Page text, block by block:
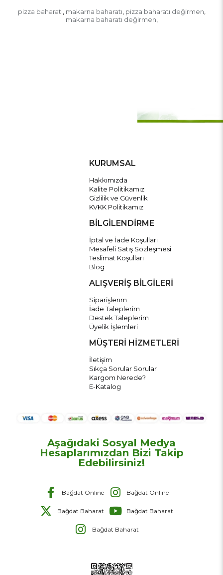
pizza baharatı makarna baharatı pizza baharatı değirmen
makarna baharatı değirmen
KURUMSAL
Hakkımızda
Kalite Politikamız
Gizlilik ve Güvenlik
KVKK Politikamız
BİLGİLENDİRME
İptal ve İade Koşulları
Mesafeli Satış Sözleşmesi
Teslimat Koşulları
Blog
ALIŞVERİŞ BİLGİLERİ
Siparişlerım
İade Taleplerim
Destek Taleplerim
Üyelik İşlemleri
MÜŞTERİ HİZMETLERİ
İletişim
Sıkça Sorular Sorular
Kargom Nerede?
E-Katalog
Aşağıdaki Sosyal Medya
Hesaplarımızdan Bizi Takip
Edebilirsiniz!
Bağdat Online Bağdat Online
Bağdat Baharat Bağdat Baharat
Bağdat Baharat